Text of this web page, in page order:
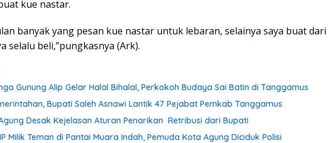
kue nastar.
banyak yang pesan kue nastar untuk lebaran, selainya saya buat dari
selalu beli,”pungkasnya (Ark).
Gunung Alip Gelar Halal Bihalal, Perkokoh Budaya Sai Batin di Tanggamus
Bupati Saleh Asnawi Lantik 47 Pejabat Pemkab Tanggamus
Desak Kejelasan Aturan Penarikan Retribusi dari Bupati
Milik Teman di Pantai Muara Indah, Pemuda Kota Agung Diciduk Polisi